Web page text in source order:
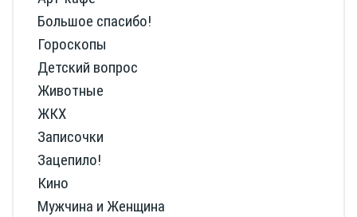
Большое спасибо!
Гороскопы
Детский вопрос
Животные
ЖКХ
Записочки
Зацепило!
Кино
Мужчина и Женщина